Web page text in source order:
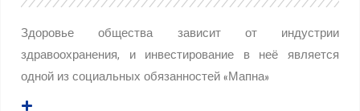
Здоровье общества зависит от индустрии
здравоохранения, и инвестирование в неё является
одной из социальных обязанностей «Мапна»